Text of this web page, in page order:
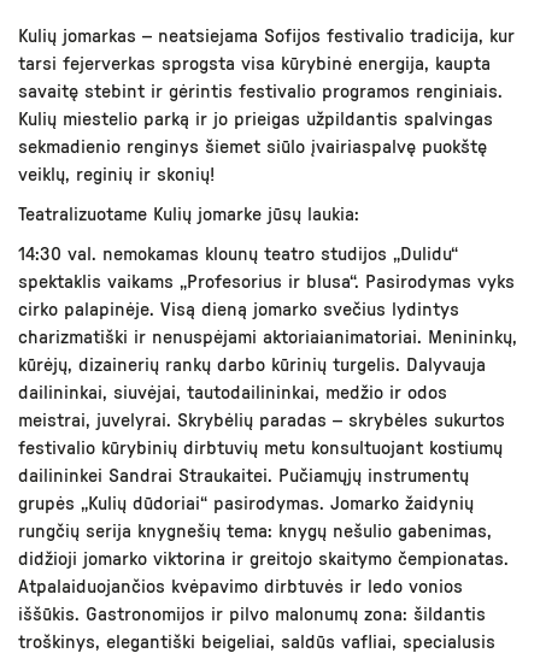
Kulių jomarkas – neatsiejama Sofijos festivalio tradicija, kur
tarsi fejerverkas sprogsta visa kūrybinė energija, kaupta
savaitę stebint ir gėrintis festivalio programos renginiais.
Kulių miestelio parką ir jo prieigas užpildantis spalvingas
sekmadienio renginys šiemet siūlo įvairiaspalvę puokštę
veiklų, reginių ir skonių!
Teatralizuotame Kulių jomarke jūsų laukia:
14:30 val. nemokamas klounų teatro studijos „Dulidu“
spektaklis vaikams „Profesorius ir blusa“. Pasirodymas vyks
cirko palapinėje. Visą dieną jomarko svečius lydintys
charizmatiški ir nenuspėjami aktoriaianimatoriai. Menininkų,
kūrėjų, dizainerių rankų darbo kūrinių turgelis. Dalyvauja
dailininkai, siuvėjai, tautodailininkai, medžio ir odos
meistrai, juvelyrai. Skrybėlių paradas – skrybėles sukurtos
festivalio kūrybinių dirbtuvių metu konsultuojant kostiumų
dailininkei Sandrai Straukaitei. Pučiamųjų instrumentų
grupės „Kulių dūdoriai“ pasirodymas. Jomarko žaidynių
rungčių serija knygnešių tema: knygų nešulio gabenimas,
didžioji jomarko viktorina ir greitojo skaitymo čempionatas.
Atpalaiduojančios kvėpavimo dirbtuvės ir ledo vonios
iššūkis. Gastronomijos ir pilvo malonumų zona: šildantis
troškinys, elegantiški beigeliai, saldūs vafliai, specialusis